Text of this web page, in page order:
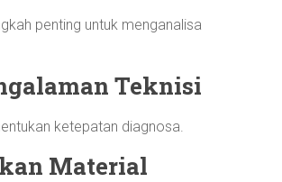
penting untuk menganalisa
Teknisi
ketepatan diagnosa.
Material